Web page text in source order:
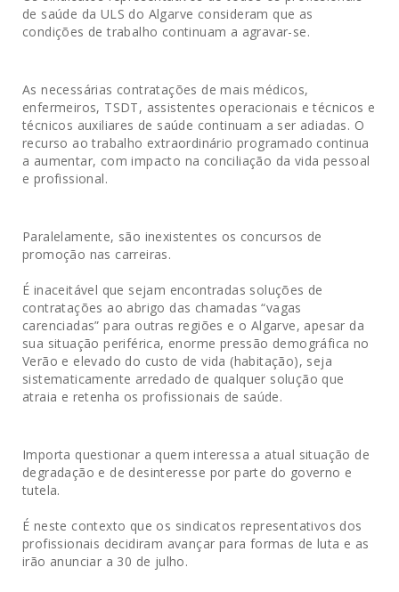
de saúde da ULS do Algarve consideram que as
condições de trabalho continuam a agravar-se.
As necessárias contratações de mais médicos,
enfermeiros, TSDT, assistentes operacionais e técnicos e
técnicos auxiliares de saúde continuam a ser adiadas. O
recurso ao trabalho extraordinário programado continua
a aumentar, com impacto na conciliação da vida pessoal
e profissional.
Paralelamente, são inexistentes os concursos de
promoção nas carreiras.
É inaceitável que sejam encontradas soluções de
contratações ao abrigo das chamadas “vagas
carenciadas” para outras regiões e o Algarve, apesar da
sua situação periférica, enorme pressão demográfica no
Verão e elevado do custo de vida (habitação), seja
sistematicamente arredado de qualquer solução que
atraia e retenha os profissionais de saúde.
Importa questionar a quem interessa a atual situação de
degradação e de desinteresse por parte do governo e
tutela.
É neste contexto que os sindicatos representativos dos
profissionais decidiram avançar para formas de luta e as
irão anunciar a 30 de julho.